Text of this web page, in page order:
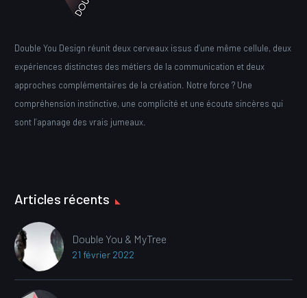
Double You Design réunit deux cerveaux issus d’une même cellule, deux
expériences distinctes des métiers de la communication et deux
approches complémentaires de la création. Notre force ? Une
compréhension instinctive, une complicité et une écoute sincères qui
sont l’apanage des vrais jumeaux.
Articles récents
Double You & MyTree
21 février 2022